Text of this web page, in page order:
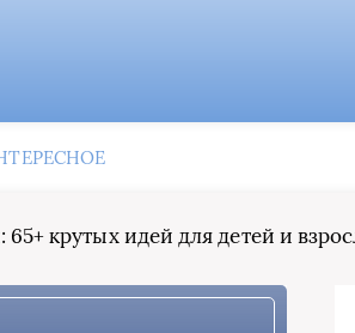
крутых идей для детей и